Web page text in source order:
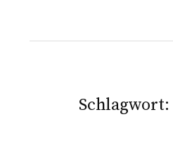
Schlagwort: